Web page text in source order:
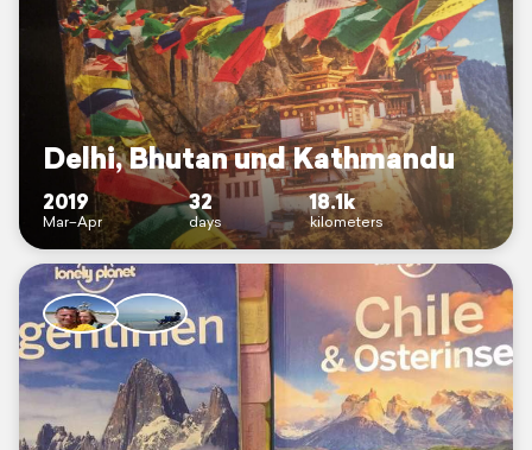
Delhi, Bhutan und Kathmandu
2019
Mar–Apr
32
days
18.1k
kilometers